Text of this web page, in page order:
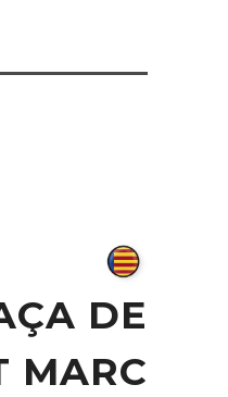
DE
MARC